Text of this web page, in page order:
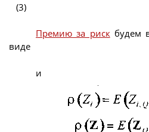
(3)
Премию за рискбудем
виде
и